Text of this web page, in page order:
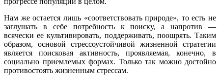
Нам же остается лишь «соответствовать природе», то есть не
заглушать в себе потребность к поиску, а напротив —
всячески ее культивировать, поддерживать, поощрять. Таким
образом, основой стрессоустойчивой жизненной стратегии
является поисковая активность, проявляемая, конечно, в
социально приемлемых формах. Только так можно достойно
противостоять жизненным стрессам.